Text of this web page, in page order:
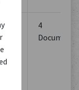
4
Documents